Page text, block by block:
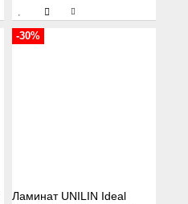
Ламинат UNILIN Ideal
-30%